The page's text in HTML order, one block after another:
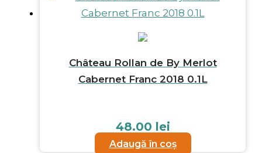
Château Rollan de By Merlot
Cabernet Franc 2018 0.1L
48.00 lei
Adaugă în coș